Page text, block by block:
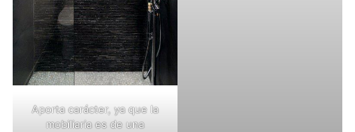
Aporta carácter, ya que la
mobiliaria es de una